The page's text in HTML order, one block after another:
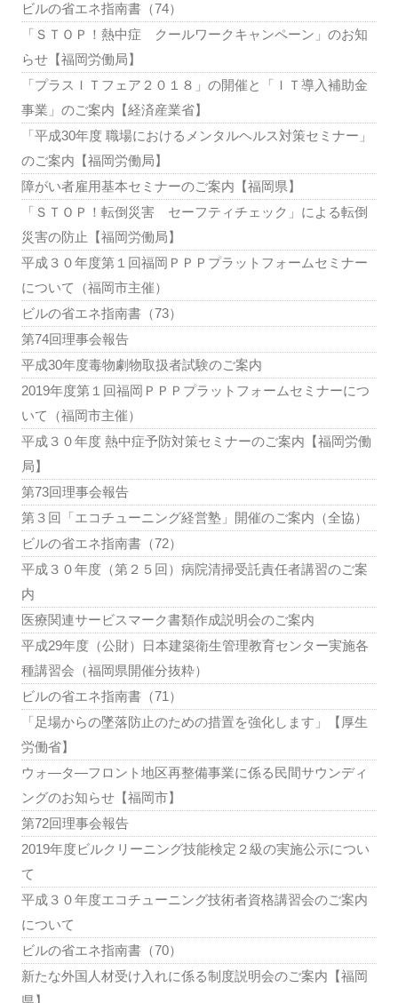
ビルの省エネ指南書（74）
「ＳＴＯＰ！熱中症 クールワークキャンペーン」のお知
らせ【福岡労働局】
「プラスＩＴフェア２０１８」の開催と「ＩＴ導入補助金
事業」のご案内【経済産業省】
「平成30年度 職場におけるメンタルヘルス対策セミナー」
のご案内【福岡労働局】
障がい者雇用基本セミナーのご案内【福岡県】
「ＳＴＯＰ！転倒災害 セーフティチェック」による転倒
災害の防止【福岡労働局】
平成３０年度第１回福岡ＰＰＰプラットフォームセミナー
について（福岡市主催）
ビルの省エネ指南書（73）
第74回理事会報告
平成30年度毒物劇物取扱者試験のご案内
2019年度第１回福岡ＰＰＰプラットフォームセミナーにつ
いて（福岡市主催）
平成３０年度 熱中症予防対策セミナーのご案内【福岡労働
局】
第73回理事会報告
第３回「エコチューニング経営塾」開催のご案内（全協）
ビルの省エネ指南書（72）
平成３０年度（第２５回）病院清掃受託責任者講習のご案
内
医療関連サービスマーク書類作成説明会のご案内
平成29年度（公財）日本建築衛生管理教育センター実施各
種講習会（福岡県開催分抜粋）
ビルの省エネ指南書（71）
「足場からの墜落防止のための措置を強化します」【厚生
労働省】
ウォ―タ―フロント地区再整備事業に係る民間サウンディ
ングのお知らせ【福岡市】
第72回理事会報告
2019年度ビルクリーニング技能検定２級の実施公示につい
て
平成３０年度エコチューニング技術者資格講習会のご案内
について
ビルの省エネ指南書（70）
新たな外国人材受け入れに係る制度説明会のご案内【福岡